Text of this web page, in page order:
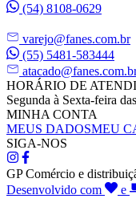
(54) 8108-0629
varejo@fanes.com.br
(55) 5481-583444
HORÁRIO DE
Segunda à Sexta-feira
MINHA CONTA
MEUS DADOSMEU
SIGA-NOS
GP Comércio e
Desenvolvido com
e